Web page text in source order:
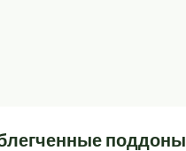
поддоны